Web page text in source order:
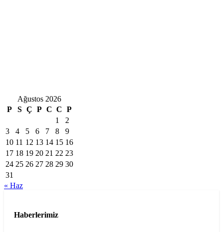
Ağustos 2026
P
S Ç P C C P
1
2
3
4 5 6 7 8
9
10 11 12 13 14 15 16
17 18 19 20 21 22 23
24 25 26 27 28 29 30
31
« Haz
Haberlerimiz